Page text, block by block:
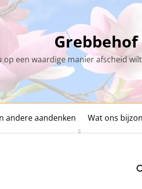
Grebbehof
op een waardige manier afscheid
andere aandenken Wat ons